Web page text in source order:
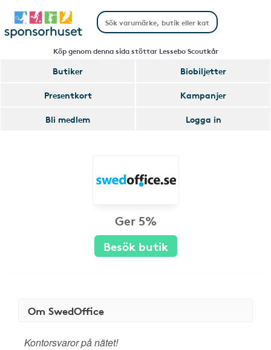
Köp genom denna sida stöttar Lessebo Scoutkår
Butiker
Biobiljetter
Presentkort
Kampanjer
Bli medlem
Logga in
Ger 5%
Besök butik
Om SwedOffice
Kontorsvaror på nätet!